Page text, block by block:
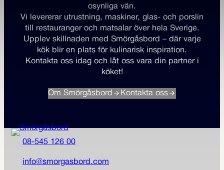
osynliga vän.
Vi levererar utrustning, maskiner, glas- och porslin
till restauranger och matsalar över hela Sverige.
Upplev skillnaden med Smörgåsbord – där varje
kök blir en plats för kulinarisk inspiration.
Kontakta oss idag och låt oss vara din partner i
köket!
Om Smörgåsbord Kontakta oss
08-545 126 00
info@smorgasbord.com